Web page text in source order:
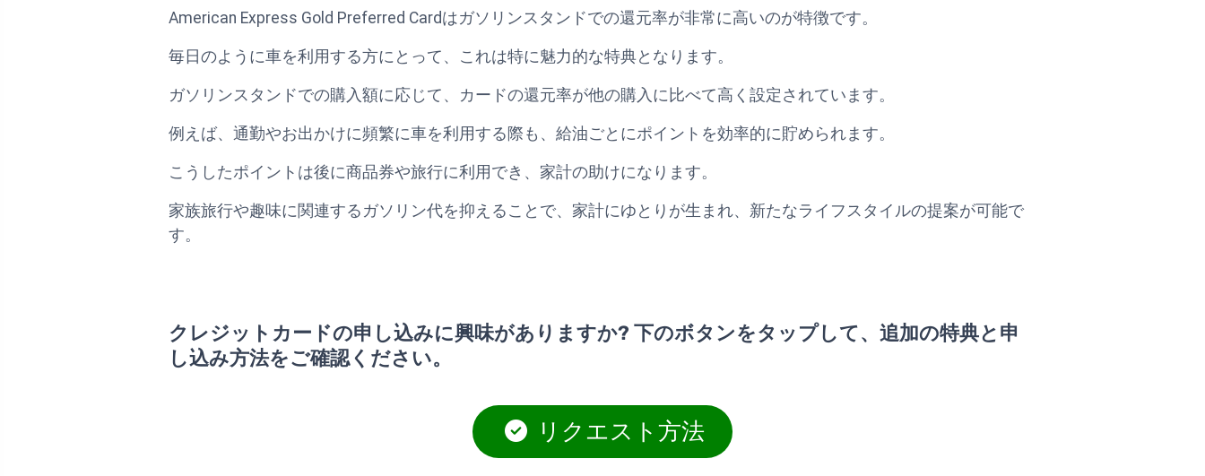
American Express Gold Preferred Cardはガソリンスタンドでの還元率が非常に高いのが特徴です。
毎日のように車を利用する方にとって、これは特に魅力的な特典となります。
ガソリンスタンドでの購入額に応じて、カードの還元率が他の購入に比べて高く設定されています。
例えば、通勤やお出かけに頻繁に車を利用する際も、給油ごとにポイントを効率的に貯められます。
こうしたポイントは後に商品券や旅行に利用でき、家計の助けになります。
家族旅行や趣味に関連するガソリン代を抑えることで、家計にゆとりが生まれ、新たなライフスタイルの提案が可能で
す。
クレジットカードの申し込みに興味がありますか? 下のボタンをタップして、追加の特典と申
し込み方法をご確認ください。
リクエスト方法